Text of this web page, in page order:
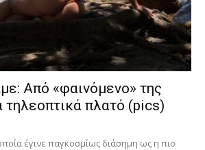
Από «φαινόμενο» της
τηλεοπτικά πλατό (pics)
έγινε παγκοσμίως διάσημη ως η πιο